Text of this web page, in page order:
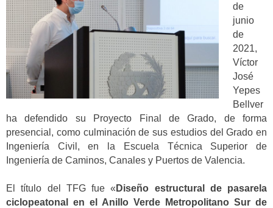
de
junio
de
2021,
Víctor
José
Yepes
Bellver
ha defendido su Proyecto Final de Grado, de forma
presencial, como culminación de sus estudios del Grado en
Ingeniería Civil, en la Escuela Técnica Superior de
Ingeniería de Caminos, Canales y Puertos de Valencia.
El título del TFG fue « Diseño estructural de pasarela
ciclopeatonal en el Anillo Verde Metropolitano Sur de